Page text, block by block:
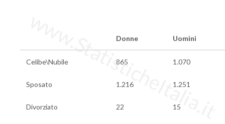
Donne Uomini
Celibe\Nubile 865 1.070
Sposato 1.216 1.251
Divorziato 22 15
www.StatisticheItalia.it